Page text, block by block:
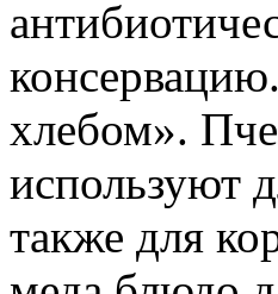
хлебом».
используют
также для